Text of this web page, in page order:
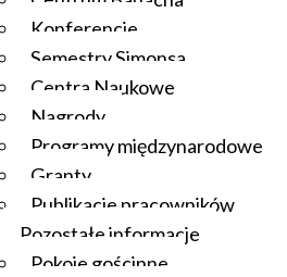
Konferencje
Semestry Simonsa
Centra Naukowe
Nagrody
Programy międzynarodowe
Granty
Publikacje pracowników
Pozostałe informacje
Pokoje gościnne